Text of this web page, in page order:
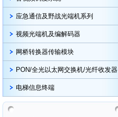
应急通信及野战光端机系列
视频光端机及编解码器
网桥转换器传输模块
PON/全光以太网交换机/光纤收发器
电梯信息终端